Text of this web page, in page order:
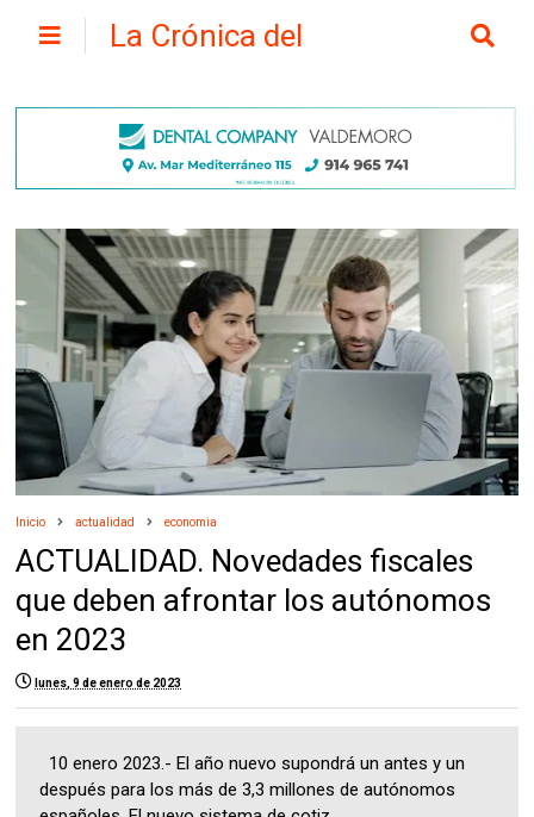
La Crónica del
Inicio actualidad economia
ACTUALIDAD. Novedades fiscales
que deben afrontar los autónomos
en 2023
lunes, 9 de enero de 2023
10 enero 2023.- El año nuevo supondrá un antes y un
después para los más de 3,3 millones de autónomos